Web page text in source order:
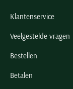
Klantenservice
Veelgestelde vragen
Bestellen
Betalen